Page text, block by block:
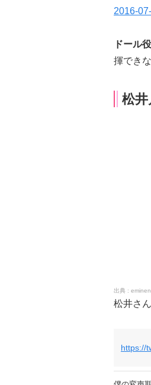
2016-
ドール役
揮でき
松
松井さ
https://